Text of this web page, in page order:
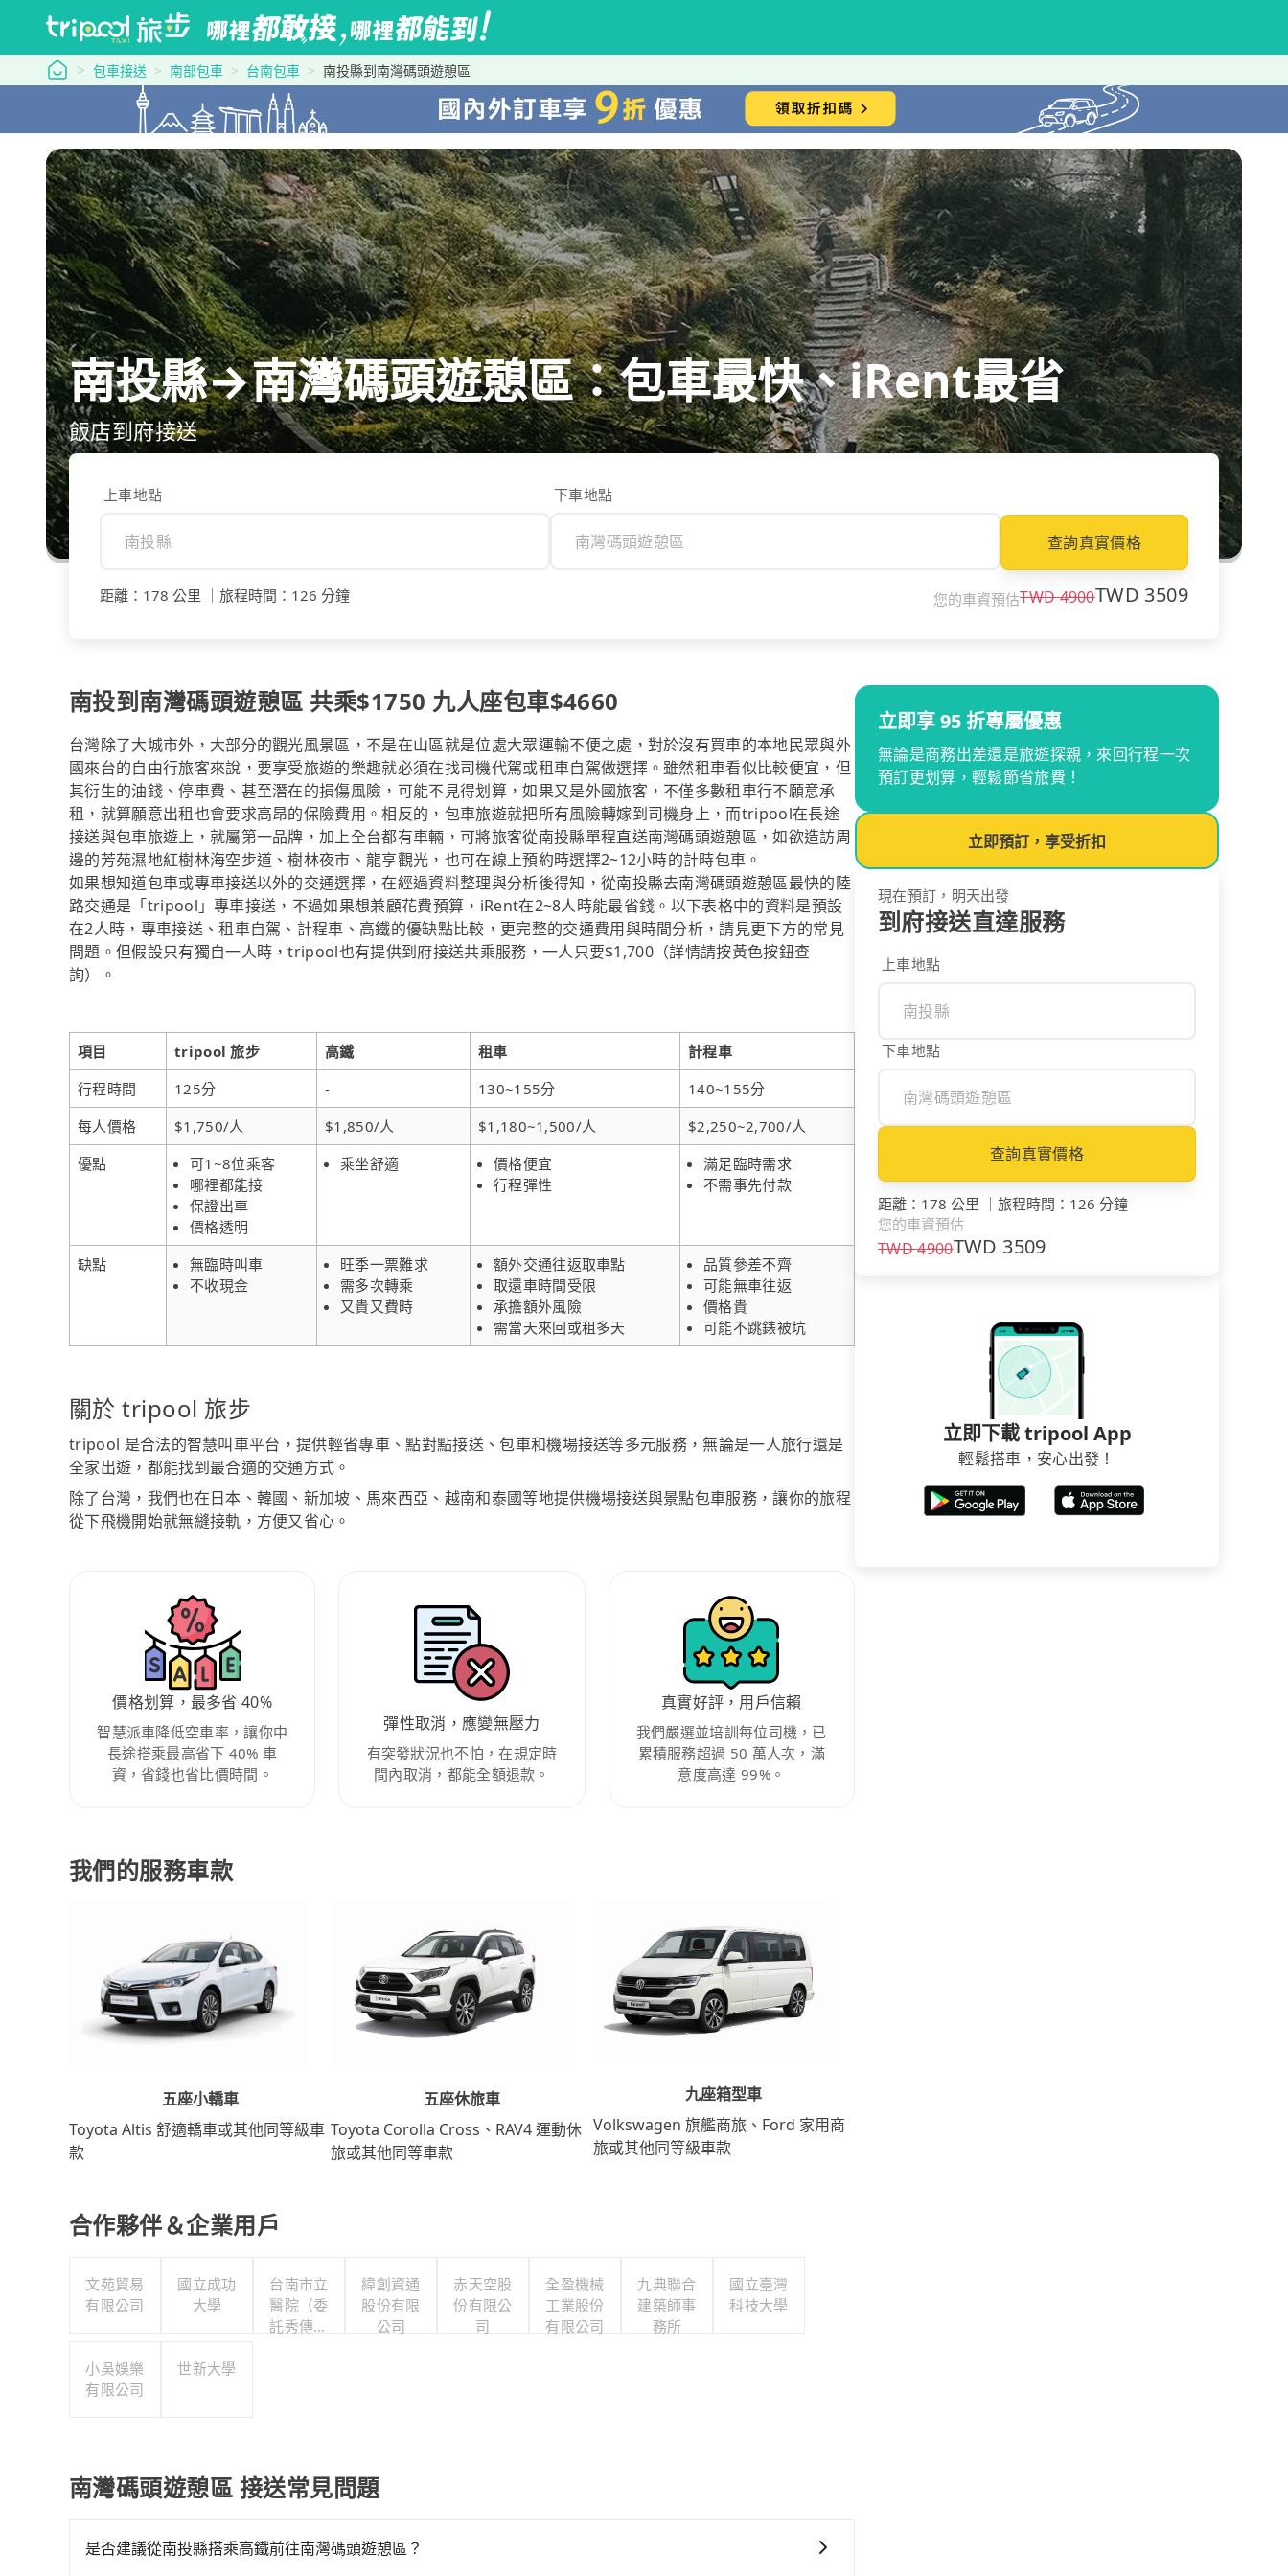
tripool 旅步
包車接送 南部包車 台南包車 南投縣到南灣碼頭遊憩區
南投縣→南灣碼頭遊憩區：包車最快、iRent最省
飯店到府接送
上車地點 下車地點
查詢真實價格
距離 ： 178 公里 旅程時間 ： 126 分鐘 您的車資預估TWD4900TWD 3509
南投到南灣碼頭遊憩區 共乘$1750 九人座包車$4660
台灣除了大城市外，大部分的觀光風景區，不是在山區就是位處大眾運輸不便之處，對於沒有買車的本地民眾與外
國來台的自由行旅客來說，要享受旅遊的樂趣就必須在找司機代駕或租車自駕做選擇。雖然租車看似比較便宜，但
其衍生的油錢、停車費、甚至潛在的損傷風險，可能不見得划算，如果又是外國旅客，不僅多數租車行不願意承
租，就算願意出租也會要求高昂的保險費用。相反的，包車旅遊就把所有風險轉嫁到司機身上，而tripool在長途
接送與包車旅遊上，就屬第一品牌，加上全台都有車輛，可將旅客從南投縣單程直送南灣碼頭遊憩區，如欲造訪周
邊的芳苑濕地紅樹林海空步道、樹林夜市、龍亨觀光，也可在線上預約時選擇2~12小時的計時包車。
如果想知道包車或專車接送以外的交通選擇，在經過資料整理與分析後得知，從南投縣去南灣碼頭遊憩區最快的陸
路交通是「tripool」專車接送，不過如果想兼顧花費預算，iRent在2~8人時能最省錢。以下表格中的資料是預設
在2人時，專車接送、租車自駕、計程車、高鐵的優缺點比較，更完整的交通費用與時間分析，請見更下方的常見
問題。但假設只有獨自一人時，tripool也有提供到府接送共乘服務，一人只要$1,700（詳情請按黃色按鈕查
詢）。
項目 tripool 旅步 高鐵 租車
計程車
行程時間
125分 - 130~155分
140~155分
每人價格
$1,750/人 $1,850/人 $1,180~1,500/人
$2,250~2,700/人
優點
可1~8位乘客
哪裡都能接
保證出車
價格透明
乘坐舒適
價格便宜
行程彈性
滿足臨時需求
不需事先付款
缺點
無臨時叫車
不收現金
旺季一票難求
需多次轉乘
又貴又費時
額外交通往返取車點
取還車時間受限
承擔額外風險
需當天來回或租多天
品質參差不齊
可能無車往返
價格貴
可能不跳錶被坑
關於 tripool 旅步
tripool 是合法的智慧叫車平台，提供輕省專車、點對點接送、包車和機場接送等多元服務，無論是一人旅行還是
全家出遊，都能找到最合適的交通方式。
除了台灣，我們也在日本、韓國、新加坡、馬來西亞、越南和泰國等地提供機場接送與景點包車服務，讓你的旅程
從下飛機開始就無縫接軌，方便又省心。
價格划算，最多省 40%
智慧派車降低空車率，讓你中
長途搭乘最高省下 40% 車
資，省錢也省比價時間。
彈性取消，應變無壓力
有突發狀況也不怕，在規定時
間內取消，都能全額退款。
真實好評，用戶信賴
我們嚴選並培訓每位司機，已
累積服務超過 50 萬人次，滿
意度高達 99%。
我們的服務車款
五座小轎車
Toyota Altis 舒適轎車或其他同等級車
款
五座休旅車
Toyota Corolla Cross、RAV4 運動休
旅或其他同等車款
九座箱型車
Volkswagen 旗艦商旅、Ford 家用商
旅或其他同等級車款
合作夥伴＆企業用戶
文苑貿易
有限公司
國立成功
大學
台南市立
醫院（委
託秀傳醫
緯創資通
股份有限
公司
赤天空股
份有限公
司
全盈機械
工業股份
有限公司
九典聯合
建築師事
務所
國立臺灣
科技大學
小吳娛樂
有限公司
世新大學
南灣碼頭遊憩區 接送常見問題
是否建議從南投縣搭乘高鐵前往南灣碼頭遊憩區？
立即享 95 折專屬優惠
無論是商務出差還是旅遊探親，來回行程一次
預訂更划算，輕鬆節省旅費！
立即預訂，享受折扣
現在預訂，明天出發
到府接送直達服務
上車地點
下車地點
查詢真實價格
距離 ： 178 公里 ｜ 旅程時間 ： 126 分鐘
您的車資預估
TWD4900TWD 3509
立即下載 tripool App
輕鬆搭車，安心出發！